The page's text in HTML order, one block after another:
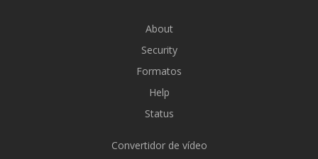
About
Security
Formatos
Help
Status
Convertidor de vídeo